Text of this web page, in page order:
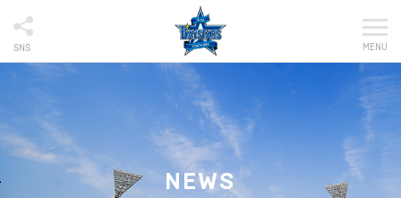
SNS MENU
NEWS